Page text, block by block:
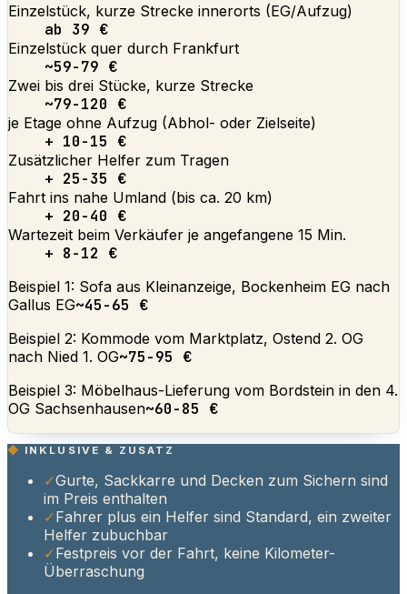
Einzelstück, kurze Strecke innerorts (EG/Aufzug)
ab 39 €
Einzelstück quer durch Frankfurt
~59-79 €
Zwei bis drei Stücke, kurze Strecke
~79-120 €
je Etage ohne Aufzug (Abhol- oder Zielseite)
+ 10-15 €
Zusätzlicher Helfer zum Tragen
+ 25-35 €
Fahrt ins nahe Umland (bis ca. 20 km)
+ 20-40 €
Wartezeit beim Verkäufer je angefangene 15 Min.
+ 8-12 €
Beispiel 1: Sofa aus Kleinanzeige, Bockenheim EG nach
Gallus EG~45-65 €
Beispiel 2: Kommode vom Marktplatz, Ostend 2. OG
nach Nied 1. OG~75-95 €
Beispiel 3: Möbelhaus-Lieferung vom Bordstein in den 4.
OG Sachsenhausen~60-85 €
INKLUSIVE & ZUSATZ
✓Gurte, Sackkarre und Decken zum Sichern sind
im Preis enthalten
✓Fahrer plus ein Helfer sind Standard, ein zweiter
Helfer zubuchbar
✓Festpreis vor der Fahrt, keine Kilometer-
Überraschung